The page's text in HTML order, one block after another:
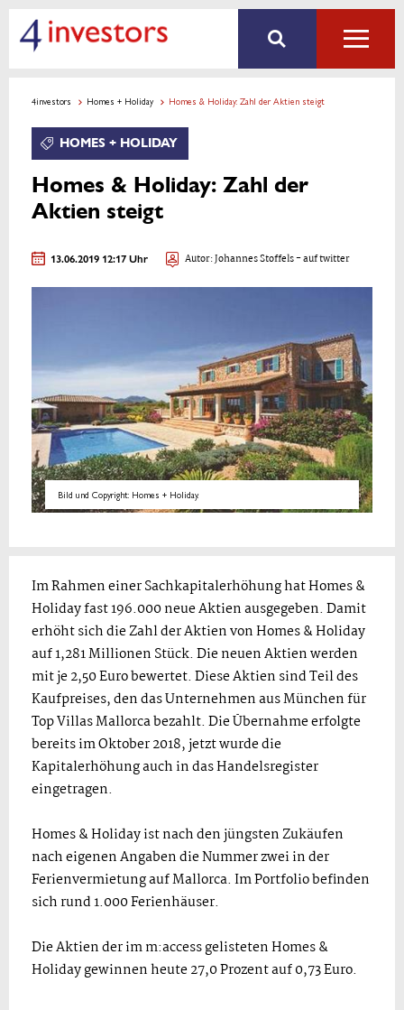
4investors Homes + Holiday Homes & Holiday: Zahl der Aktien steigt
HOMES + HOLIDAY
Homes & Holiday: Zahl der
Aktien steigt
13.06.2019 12:17 Uhr Autor:Johannes Stoffels- auf twitter
Bild und Copyright: Homes + Holiday.
Im Rahmen einer Sachkapitalerhöhung hat Homes &
Holiday fast 196.000 neue Aktien ausgegeben. Damit
erhöht sich die Zahl der Aktien von Homes & Holiday
auf 1,281 Millionen Stück. Die neuen Aktien werden
mit je 2,50 Euro bewertet. Diese Aktien sind Teil des
Kaufpreises, den das Unternehmen aus München für
Top Villas Mallorca bezahlt. Die Übernahme erfolgte
bereits im Oktober 2018, jetzt wurde die
Kapitalerhöhung auch in das Handelsregister
eingetragen.
Homes & Holiday ist nach den jüngsten Zukäufen
nach eigenen Angaben die Nummer zwei in der
Ferienvermietung auf Mallorca. Im Portfolio befinden
sich rund 1.000 Ferienhäuser.
Die Aktien der im m:access gelisteten Homes &
Holiday gewinnen heute 27,0 Prozent auf 0,73 Euro.